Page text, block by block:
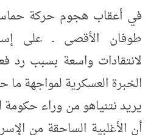
في أعقاب هجوم حركة حماس
طوفان الأقصى ـ على
لانتقادات واسعة بسبب رد
الخبرة العسكرية لمواجهة
يريد نتنياهو من وراء
أن الأغلبية الساحقة من